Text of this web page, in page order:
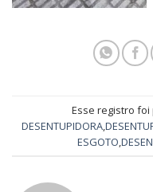
Esse registro foi
DESENTUPIDORA
ESGOTO